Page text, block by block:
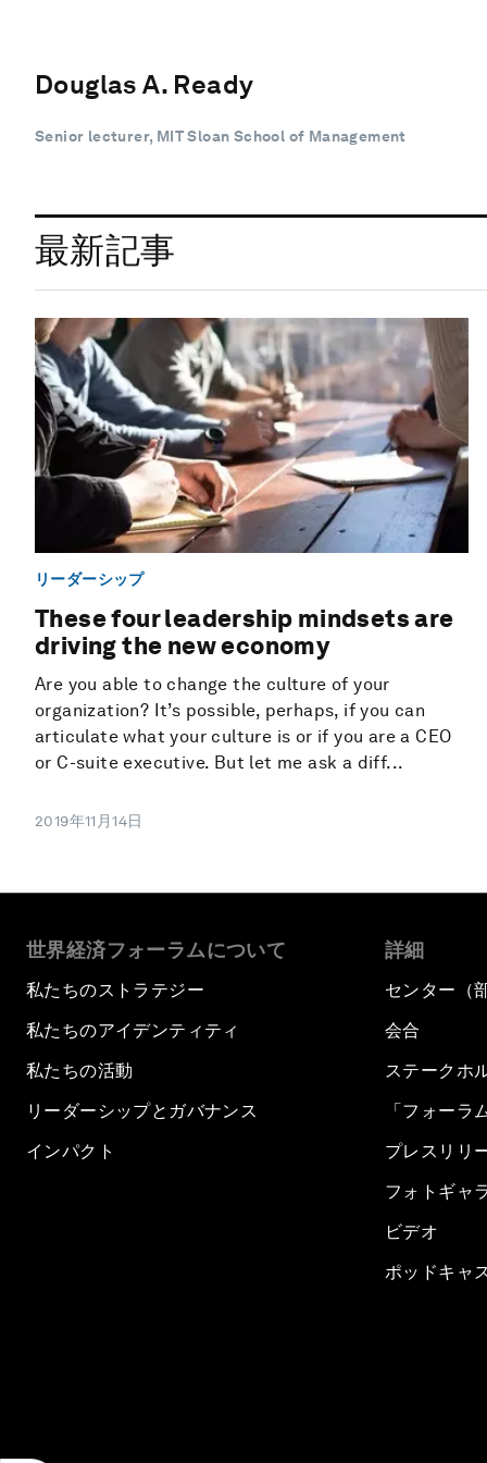
Douglas A. Ready
Senior lecturer, MIT Sloan School of Management
最新記事
リーダーシップ
These four leadership mindsets are
driving the new economy
Are you able to change the culture of your
organization? It’s possible, perhaps, if you can
articulate what your culture is or if you are a CEO
or C-suite executive. But let me ask a diff...
2019年11月14日
世界経済フォーラムについて
私たちのストラテジー
私たちのアイデンティティ
私たちの活動
リーダーシップとガバナンス
インパクト
詳細
センター（
会合
ステークホ
「フォーラ
プレスリリ
フォトギャ
ビデオ
ポッドキャ